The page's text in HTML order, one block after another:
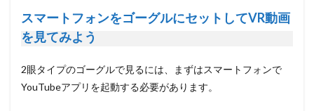
スマートフォンをゴーグルにセットしてVR動画
を見てみよう
2眼タイプのゴーグルで見るには、まずはスマートフォンで
YouTubeアプリを起動する必要があります。